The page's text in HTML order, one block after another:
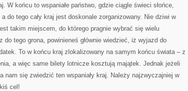
W końcu to wspaniałe państwo, gdzie ciągle świeci słońce,
do tego cały kraj jest doskonale zorganizowany. Nie dziwi w
takim miejscem, do którego pragnie wybrać się wielu
do tego grona, powinieneś głównie wiedzieć, iż wyjazd do
To w końcu kraj zlokalizowany na samym końcu świata – z
a więc same bilety lotnicze kosztują majątek. Jednak jeżeli
nam się zwiedzić ten wspaniały kraj. Należy najzwyczajniej w
cel!